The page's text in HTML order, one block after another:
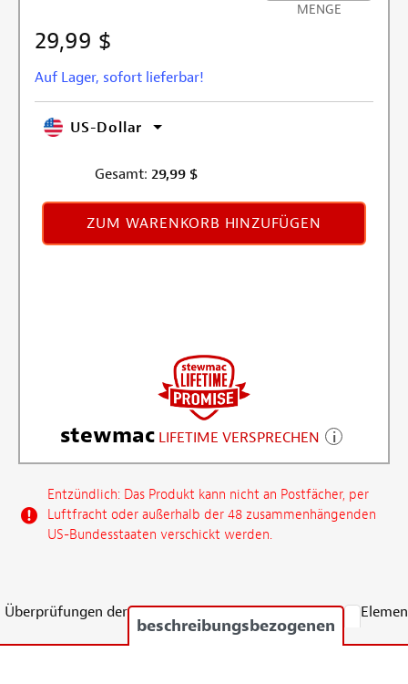
29,99 $
Auf Lager, sofort lieferbar!
MENGE
US-Dollar
Gesamt: 29,99 $
ZUM WARENKORB HINZUFÜGEN
stewmac LIFETIME VERSPRECHEN
Entzündlich: Das Produkt kann nicht an Postfächer, per
Luftfracht oder außerhalb der 48 zusammenhängenden
US-Bundesstaaten verschickt werden.
Überprüfungen der
beschreibungsbezogenen